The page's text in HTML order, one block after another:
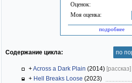
Оценок:
Моя оценка:
подробнее
Содержание цикла: по
+Across a Dark Plain (2014) [рассказ]
+ Hell Breaks Loose (2023)